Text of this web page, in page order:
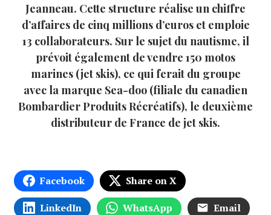
Jeanneau. Cette structure réalise un chiffre
d’affaires de cinq millions d’euros et emploie
13 collaborateurs. Sur le sujet du nautisme, il
prévoit également de vendre 150 motos
marines (jet skis), ce qui ferait du groupe
avec la marque Sea-doo (filiale du canadien
Bombardier Produits Récréatifs), le deuxième
distributeur de France de jet skis.
Facebook Share on X
LinkedIn WhatsApp Email